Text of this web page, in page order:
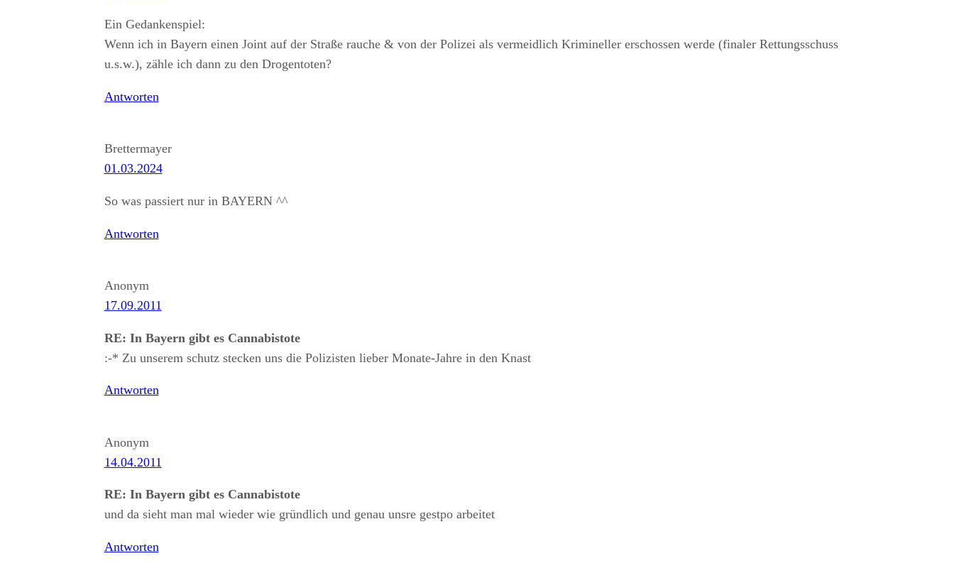
Ein Gedankenspiel:
Wenn ich in Bayern einen Joint auf der Straße rauche & von der Polizei als vermeidlich Krimineller erschossen werde (finaler Rettungsschuss
u.s.w.), zähle ich dann zu den Drogentoten?
Antworten
Brettermayer
01.03.2024
So was passiert nur in BAYERN ^^
Antworten
Anonym
17.09.2011
RE: In Bayern gibt es Cannabistote
:-* Zu unserem schutz stecken uns die Polizisten lieber Monate-Jahre in den Knast
Antworten
Anonym
14.04.2011
RE: In Bayern gibt es Cannabistote
und da sieht man mal wieder wie gründlich und genau unsre gestpo arbeitet
Antworten